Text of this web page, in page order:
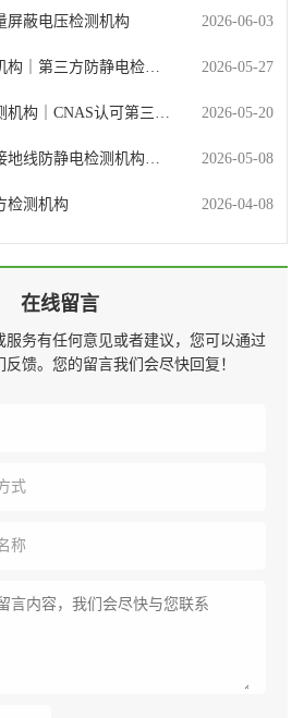
2026-06-03
屏蔽电压检测机构
2026-05-27
构｜第三方防静电检…
2026-05-20
机构｜CNAS认可第三…
2026-05-08
地线防静电检测机构…
2026-04-08
检测机构
在线留言
服务有任何意见或者建议，您可以通过
馈。您的留言我们会尽快回复！